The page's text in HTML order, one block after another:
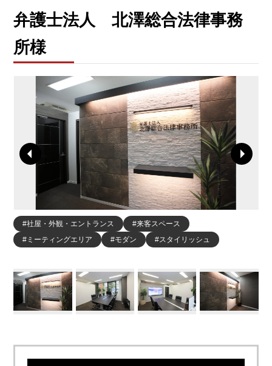
弁護士法人 北澤総合法律事務
所様
#社屋・外観・エントランス
#来客スペース
#ミーティングエリア
#モダン #スタイリッシュ